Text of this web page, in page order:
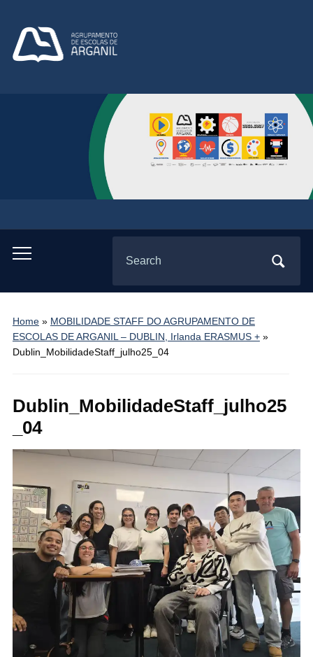
Toggle
menu
for:
Home» MOBILIDADE STAFF DO AGRUPAMENTO DE
ESCOLAS DE ARGANIL – DUBLIN, Irlanda ERASMUS +»
Dublin_MobilidadeStaff_julho25_04
Dublin_MobilidadeStaff_julho25
_04